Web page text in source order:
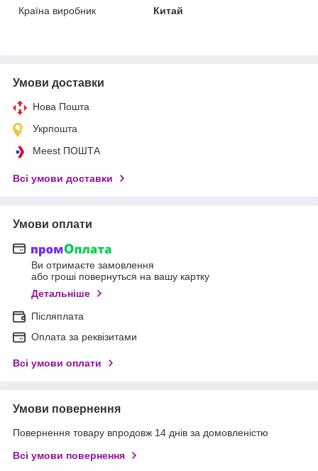
Країна виробник
Китай
Умови доставки
Нова Пошта
Укрпошта
Meest ПОШТА
Всі умови доставки
Умови оплати
Ви отримаєте замовлення
або гроші повернуться на вашу картку
Детальніше
Післяплата
Оплата за реквізитами
Всі умови оплати
Умови повернення
Повернення товару впродовж 14 днів за домовленістю
Всі умови повернення